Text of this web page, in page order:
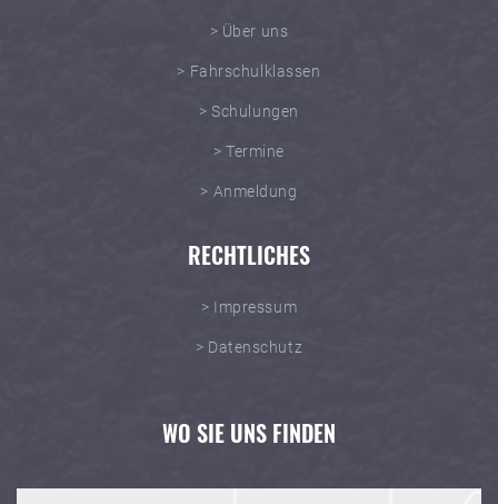
> Über uns
> Fahrschulklassen
> Schulungen
> Termine
> Anmeldung
RECHTLICHES
> Impressum
> Datenschutz
WO SIE UNS FINDEN